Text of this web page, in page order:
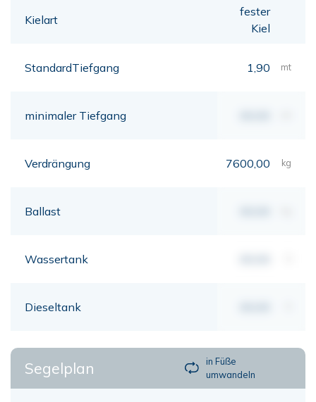
Kielart
fester
Kiel
StandardTiefgang 1,90 mt
minimaler Tiefgang
Verdrängung 7600,00 kg
Ballast
Wassertank
Dieseltank
Segelplan
in Füße
umwandeln